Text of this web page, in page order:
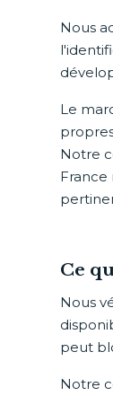
Nous
Le
Notre
France
Ce
Nous
peut
Notre